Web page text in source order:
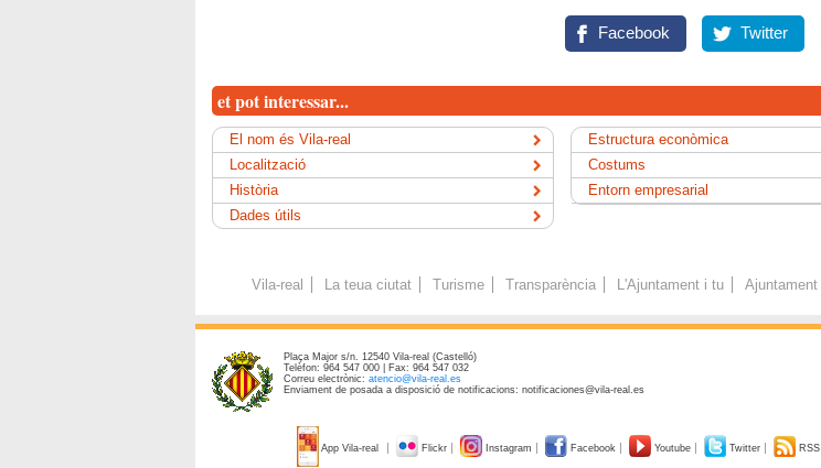
Facebook Twitter
et pot interessar...
El nom és Vila-real
Localització
Història
Dades útils
Estructura econòmica
Costums
Entorn empresarial
Vila-real La teua ciutat Turisme Transparència L'Ajuntament i tu Ajuntament
Plaça Major s/n. 12540 Vila-real (Castelló)
Telèfon: 964 547 000 | Fax: 964 547 032
Correu electrònic: atencio@vila-real.es
Enviament de posada a disposició de notificacions: notificaciones@vila-real.es
App Vila-real Flickr Instagram Facebook Youtube Twitter RSS